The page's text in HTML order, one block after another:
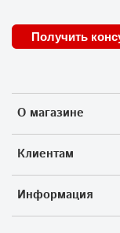
О магазине
Клиентам
Информация
Получить